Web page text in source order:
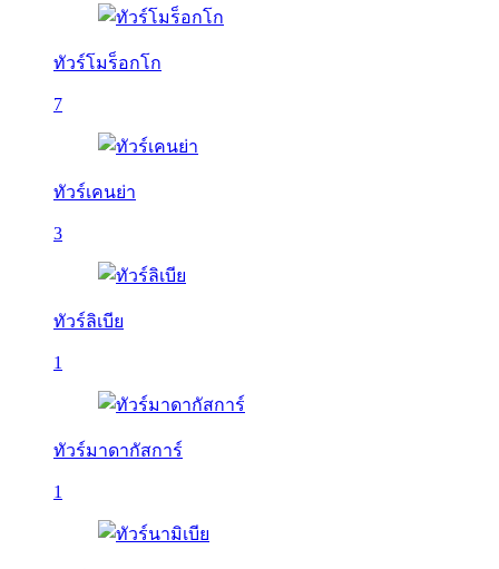
ทัวร์โมร็อกโก
7
ทัวร์เคนย่า
3
ทัวร์ลิเบีย
1
ทัวร์มาดากัสการ์
1